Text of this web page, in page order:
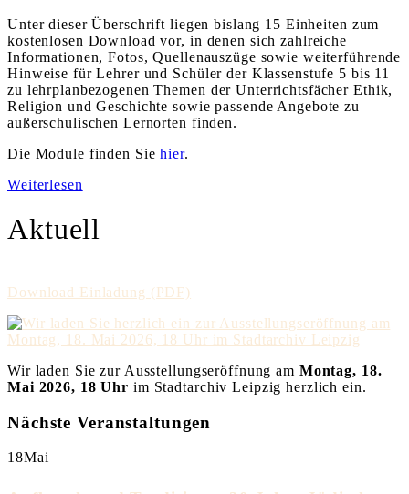
Unter dieser Überschrift liegen bislang 15 Einheiten zum
kostenlosen Download vor, in denen sich zahlreiche
Informationen, Fotos, Quellenauszüge sowie weiterführende
Hinweise für Lehrer und Schüler der Klassenstufe 5 bis 11
zu lehrplanbezogenen Themen der Unterrichtsfächer Ethik,
Religion und Geschichte sowie passende Angebote zu
außerschulischen Lernorten finden.
Die Module finden Siehier.
Weiterlesen
Aktuell
Download Einladung (PDF)
Wir laden Sie zur Ausstellungseröffnung am Montag, 18.
Mai 2026, 18 Uhr im Stadtarchiv Leipzig herzlich ein.
Nächste Veranstaltungen
18Mai